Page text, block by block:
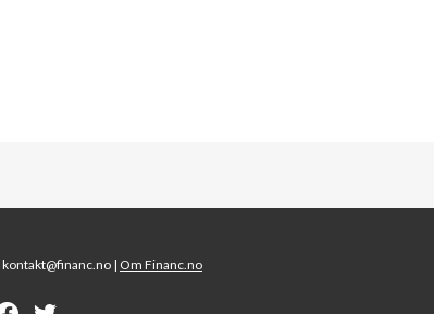
kontakt@financ.no | Om Financ.no